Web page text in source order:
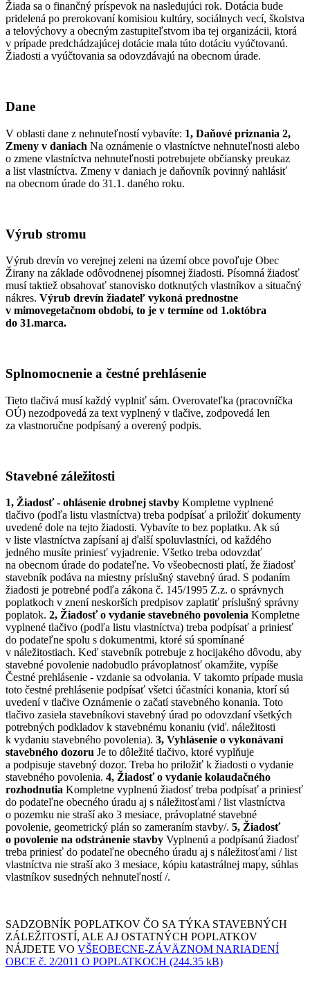
Žiada sa o finančný príspevok na nasledujúci rok. Dotácia bude
pridelená po prerokovaní komisiou kultúry, sociálnych vecí, školstva
a telovýchovy a obecným zastupiteľstvom iba tej organizácii, ktorá
v prípade predchádzajúcej dotácie mala túto dotáciu vyúčtovanú.
Žiadosti a vyúčtovania sa odovzdávajú na obecnom úrade.
Dane
V oblasti dane z nehnuteľností vybavíte: 1, Daňové priznania 2,
Zmeny v daniach Na oznámenie o vlastníctve nehnuteľnosti alebo
o zmene vlastníctva nehnuteľnosti potrebujete občiansky preukaz
a list vlastníctva. Zmeny v daniach je daňovník povinný nahlásiť
na obecnom úrade do 31.1. daného roku.
Výrub stromu
Výrub drevín vo verejnej zeleni na území obce povoľuje Obec
Žirany na základe odôvodnenej písomnej žiadosti. Písomná žiadosť
musí taktiež obsahovať stanovisko dotknutých vlastníkov a situačný
nákres. Výrub drevín žiadateľ vykoná prednostne
v mimovegetačnom období, to je v termíne od 1.októbra
do 31.marca.
Splnomocnenie a čestné prehlásenie
Tieto tlačivá musí každý vyplniť sám. Overovateľka (pracovníčka
OÚ) nezodpovedá za text vyplnený v tlačive, zodpovedá len
za vlastnoručne podpísaný a overený podpis.
Stavebné záležitosti
1, Žiadosť - ohlásenie drobnej stavby Kompletne vyplnené
tlačivo (podľa listu vlastníctva) treba podpísať a priložiť dokumenty
uvedené dole na tejto žiadosti. Vybavíte to bez poplatku. Ak sú
v liste vlastníctva zapísaní aj ďalší spoluvlastníci, od každého
jedného musíte priniesť vyjadrenie. Všetko treba odovzdať
na obecnom úrade do podateľne. Vo všeobecnosti platí, že žiadosť
stavebník podáva na miestny príslušný stavebný úrad. S podaním
žiadosti je potrebné podľa zákona č. 145/1995 Z.z. o správnych
poplatkoch v znení neskorších predpisov zaplatiť príslušný správny
poplatok. 2, Žiadosť o vydanie stavebného povolenia Kompletne
vyplnené tlačivo (podľa listu vlastníctva) treba podpísať a priniesť
do podateľne spolu s dokumentmi, ktoré sú spomínané
v náležitostiach. Keď stavebník potrebuje z hocijakého dôvodu, aby
stavebné povolenie nadobudlo právoplatnosť okamžite, vypíše
Čestné prehlásenie - vzdanie sa odvolania. V takomto prípade musia
toto čestné prehlásenie podpísať všetci účastníci konania, ktorí sú
uvedení v tlačive Oznámenie o začatí stavebného konania. Toto
tlačivo zasiela stavebníkovi stavebný úrad po odovzdaní všetkých
potrebných podkladov k stavebnému konaniu (viď. náležitosti
k vydaniu stavebného povolenia). 3, Vyhlásenie o vykonávaní
stavebného dozoru Je to dôležité tlačivo, ktoré vyplňuje
a podpisuje stavebný dozor. Treba ho priložiť k žiadosti o vydanie
stavebného povolenia. 4, Žiadosť o vydanie kolaudačného
rozhodnutia Kompletne vyplnenú žiadosť treba podpísať a priniesť
do podateľne obecného úradu aj s náležitosťami / list vlastníctva
o pozemku nie straší ako 3 mesiace, právoplatné stavebné
povolenie, geometrický plán so zameraním stavby/. 5, Žiadosť
o povolenie na odstránenie stavby Vyplnenú a podpísanú žiadosť
treba priniesť do podateľne obecného úradu aj s náležitosťami / list
vlastníctva nie straší ako 3 mesiace, kópiu katastrálnej mapy, súhlas
vlastníkov susedných nehnuteľností /.
SADZOBNÍK POPLATKOV ČO SA TÝKA STAVEBNÝCH
ZÁLEŽITOSTÍ, ALE AJ OSTATNÝCH POPLATKOV
NÁJDETE VO VŠEOBECNE-ZÁVÄZNOM NARIADENÍ
OBCE č. 2/2011 O POPLATKOCH (244.35 kB)